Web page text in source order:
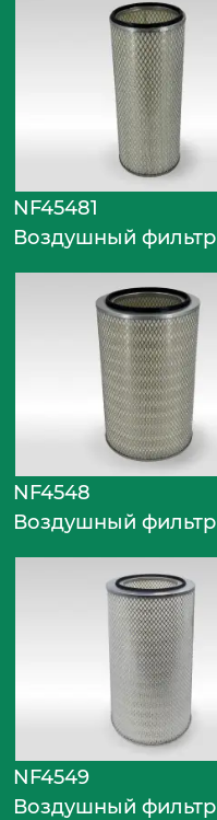
NF45481
Воздушный фильтр
NF4548
Воздушный фильтр
NF4549
Воздушный фильтр